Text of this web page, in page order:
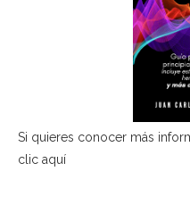
Si quieres conocer más
clic aquí